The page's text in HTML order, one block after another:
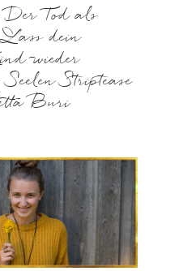
Der Tod als
dein
wieder
Striptease
Buri